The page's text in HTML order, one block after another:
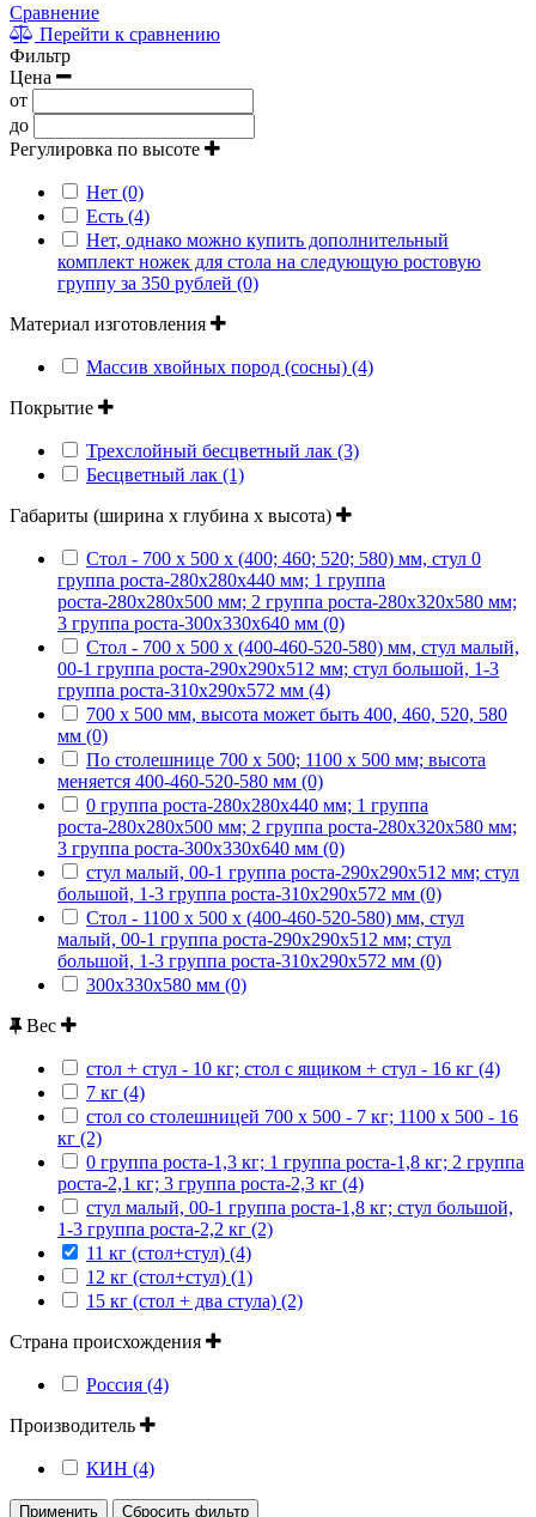
Сравнение
Перейти к сравнению
Фильтр
Цена
от
до
Регулировка по высоте
Нет (0)
Есть (4)
Нет, однако можно купить дополнительный
комплект ножек для стола на следующую ростовую
группу за 350 рублей (0)
Материал изготовления
Массив хвойных пород (сосны) (4)
Покрытие
Трехслойный бесцветный лак (3)
Бесцветный лак (1)
Габариты (ширина х глубина х высота)
Стол - 700 х 500 х (400; 460; 520; 580) мм, стул 0
группа роста-280х280х440 мм; 1 группа
роста-280х280х500 мм; 2 группа роста-280х320х580 мм;
3 группа роста-300х330х640 мм (0)
Стол - 700 х 500 х (400-460-520-580) мм, стул малый,
00-1 группа роста-290х290х512 мм; стул большой, 1-3
группа роста-310х290х572 мм (4)
700 х 500 мм, высота может быть 400, 460, 520, 580
мм (0)
По столешнице 700 х 500; 1100 х 500 мм; высота
меняется 400-460-520-580 мм (0)
0 группа роста-280х280х440 мм; 1 группа
роста-280х280х500 мм; 2 группа роста-280х320х580 мм;
3 группа роста-300х330х640 мм (0)
стул малый, 00-1 группа роста-290х290х512 мм; стул
большой, 1-3 группа роста-310х290х572 мм (0)
Стол - 1100 х 500 х (400-460-520-580) мм, стул
малый, 00-1 группа роста-290х290х512 мм; стул
большой, 1-3 группа роста-310х290х572 мм (0)
300х330х580 мм (0)
Вес
стол + стул - 10 кг; стол с ящиком + стул - 16 кг (4)
7 кг (4)
стол со столешницей 700 х 500 - 7 кг; 1100 х 500 - 16
кг (2)
0 группа роста-1,3 кг; 1 группа роста-1,8 кг; 2 группа
роста-2,1 кг; 3 группа роста-2,3 кг (4)
стул малый, 00-1 группа роста-1,8 кг; стул большой,
1-3 группа роста-2,2 кг (2)
11 кг (стол+стул) (4)
12 кг (стол+стул) (1)
15 кг (стол + два стула) (2)
Страна происхождения
Россия (4)
Производитель
КИН (4)
Применить Сбросить фильтр